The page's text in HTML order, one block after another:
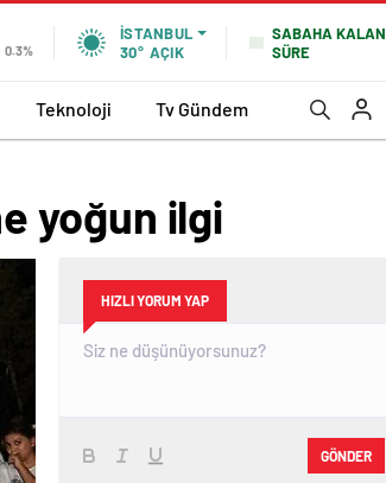
0.3%
İSTANBUL
30° AÇIK
SABAHA KALAN
SÜRE
Teknoloji Tv Gündem
yoğun ilgi
HIZLI YORUM YAP
GÖNDER